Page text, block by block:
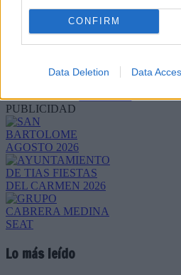
CONFIRM
Data Deletion Data
Refescar
JComments
PUBLICIDAD
Lo más leído